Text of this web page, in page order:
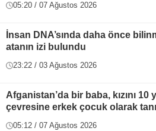
05:20 / 07 Ağustos 2026
İnsan DNA’sında daha önce
atanın izi bulundu
23:22 / 03 Ağustos 2026
Afganistan’da bir baba, kızını 10
çevresine erkek çocuk olarak
05:12 / 07 Ağustos 2026